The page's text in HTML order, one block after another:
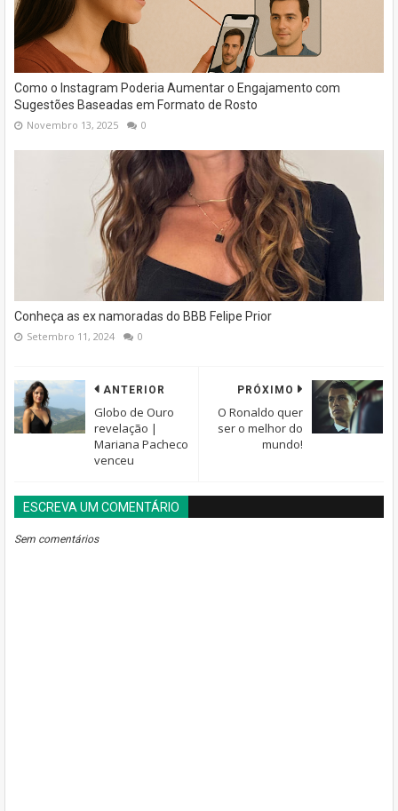
Como o Instagram Poderia Aumentar o Engajamento com
Sugestões Baseadas em Formato de Rosto
Novembro 13, 2025 0
Conheça as ex namoradas do BBB Felipe Prior
Setembro 11, 2024 0
PRÓXIMO
O Ronaldo quer
ser o melhor do
mundo!
ANTERIOR
Globo de Ouro
revelação |
Mariana Pacheco
venceu
ESCREVA UM COMENTÁRIO
Sem comentários